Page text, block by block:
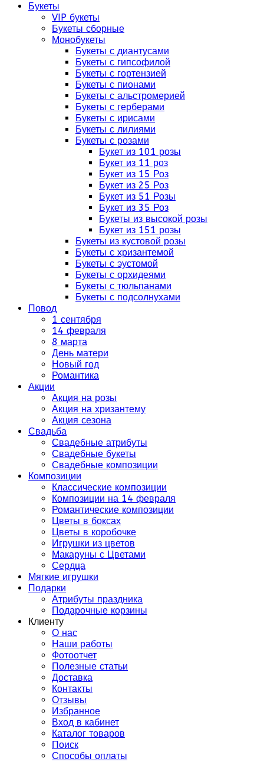
Букеты
VIP букеты
Букеты сборные
Монобукеты
Букеты с диантусами
Букеты с гипсофилой
Букеты с гортензией
Букеты с пионами
Букеты с альстромерией
Букеты с герберами
Букеты с ирисами
Букеты с лилиями
Букеты с розами
Букет из 101 розы
Букет из 11 роз
Букет из 15 Роз
Букет из 25 Роз
Букет из 51 Розы
Букет из 35 Роз
Букеты из высокой розы
Букет из 151 розы
Букеты из кустовой розы
Букеты с хризантемой
Букеты с эустомой
Букеты с орхидеями
Букеты с тюльпанами
Букеты с подсолнухами
Повод
1 сентября
14 февраля
8 марта
День матери
Новый год
Романтика
Акции
Акция на розы
Акция на хризантему
Акция сезона
Свадьба
Свадебные атрибуты
Свадебные букеты
Свадебные композиции
Композиции
Классические композиции
Композиции на 14 февраля
Романтические композиции
Цветы в боксах
Цветы в коробочке
Игрушки из цветов
Макаруны с Цветами
Сердца
Мягкие игрушки
Подарки
Атрибуты праздника
Подарочные корзины
Клиенту
О нас
Наши работы
Фотоотчет
Полезные статьи
Доставка
Контакты
Отзывы
Избранное
Вход в кабинет
Каталог товаров
Поиск
Способы оплаты